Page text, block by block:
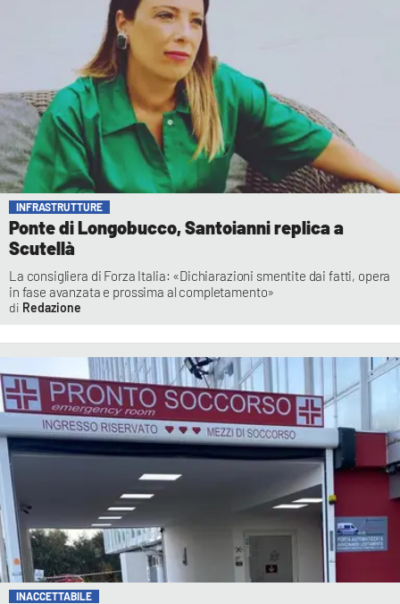
INFRASTRUTTURE
Ponte di Longobucco, Santoianni replica a
Scutellà
La consigliera di Forza Italia: «Dichiarazioni smentite dai fatti, opera
in fase avanzata e prossima al completamento»
Redazione
INACCETTABILE